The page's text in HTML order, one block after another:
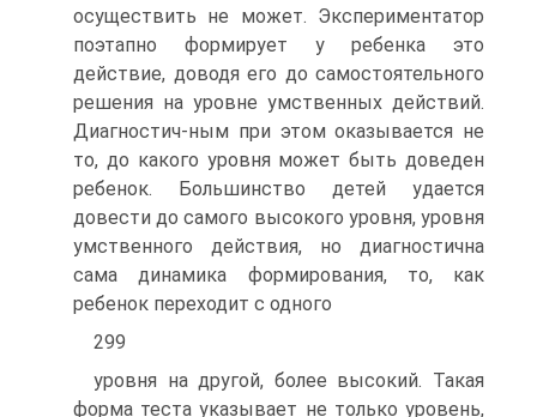
осуществить не может. Экспериментатор
поэтапно формирует у ребенка это
действие, доводя его до самостоятельного
решения на уровне умственных действий.
Диагностич-ным при этом оказывается не
то, до какого уровня может быть доведен
ребенок. Большинство детей удается
довести до самого высокого уровня, уровня
умственного действия, но диагностична
сама динамика формирования, то, как
ребенок переходит с одного
299
уровня на другой, более высокий. Такая
форма теста указывает не только уровень,